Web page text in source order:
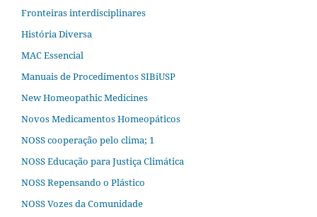
Fronteiras interdisciplinares
História Diversa
MAC Essencial
Manuais de Procedimentos SIBiUSP
New Homeopathic Medicines
Novos Medicamentos Homeopáticos
NOSS cooperação pelo clima; 1
NOSS Educação para Justiça Climática
NOSS Repensando o Plástico
NOSS Vozes da Comunidade